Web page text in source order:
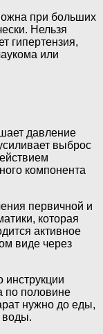
при больших
Нельзя
гипертензия,
или
давление
выброс
компонента
первичной и
которая
активное
виде через
инструкции
по половине
нужно до еды,
воды.